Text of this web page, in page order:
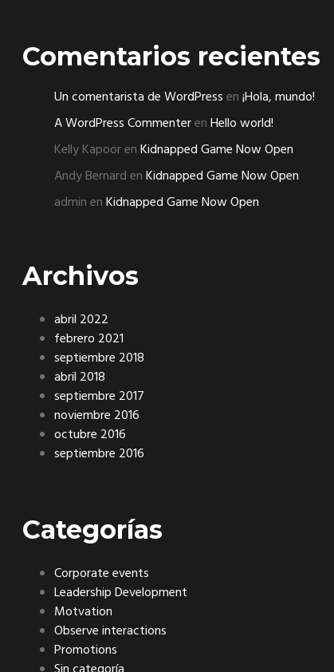
Comentarios recientes
Un comentarista de WordPressen¡Hola, mundo!
A WordPress CommenterenHello world!
Kelly KapoorenKidnapped Game Now Open
Andy BernardenKidnapped Game Now Open
adminenKidnapped Game Now Open
Archivos
abril 2022
febrero 2021
septiembre 2018
abril 2018
septiembre 2017
noviembre 2016
octubre 2016
septiembre 2016
Categorías
Corporate events
Leadership Development
Motvation
Observe interactions
Promotions